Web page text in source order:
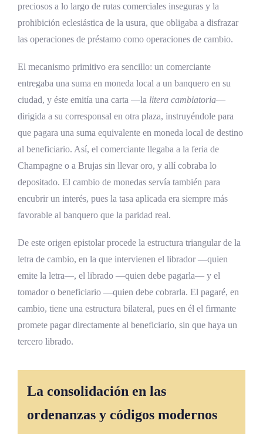
preciosos a lo largo de rutas comerciales inseguras y la
prohibición eclesiástica de la usura, que obligaba a disfrazar
las operaciones de préstamo como operaciones de cambio.
El mecanismo primitivo era sencillo: un comerciante
entregaba una suma en moneda local a un banquero en su
ciudad, y éste emitía una carta —la litera cambiatoria—
dirigida a su corresponsal en otra plaza, instruyéndole para
que pagara una suma equivalente en moneda local de destino
al beneficiario. Así, el comerciante llegaba a la feria de
Champagne o a Brujas sin llevar oro, y allí cobraba lo
depositado. El cambio de monedas servía también para
encubrir un interés, pues la tasa aplicada era siempre más
favorable al banquero que la paridad real.
De este origen epistolar procede la estructura triangular de la
letra de cambio, en la que intervienen el librador —quien
emite la letra—, el librado —quien debe pagarla— y el
tomador o beneficiario —quien debe cobrarla. El pagaré, en
cambio, tiene una estructura bilateral, pues en él el firmante
promete pagar directamente al beneficiario, sin que haya un
tercero librado.
La consolidación en las
ordenanzas y códigos modernos